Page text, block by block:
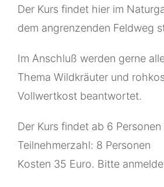
Der Kurs findet hier im
dem angrenzenden Feldweg
Im Anschluß werden gerne
Thema Wildkräuter und
Vollwertkost beantwortet.
Der Kurs findet ab 6
Teilnehmerzahl: 8 Personen
Kosten 35 Euro. Bitte